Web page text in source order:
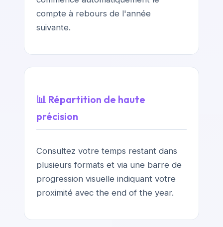
compte à rebours de l'année
suivante.
📊 Répartition de haute
précision
Consultez votre temps restant dans
plusieurs formats et via une barre de
progression visuelle indiquant votre
proximité avec the end of the year.